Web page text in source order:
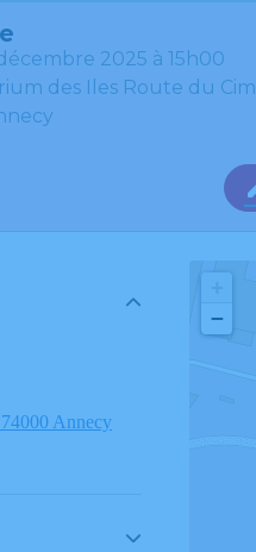
décembre 2025 à 15h00
des Iles Route du
74000 Annecy
−